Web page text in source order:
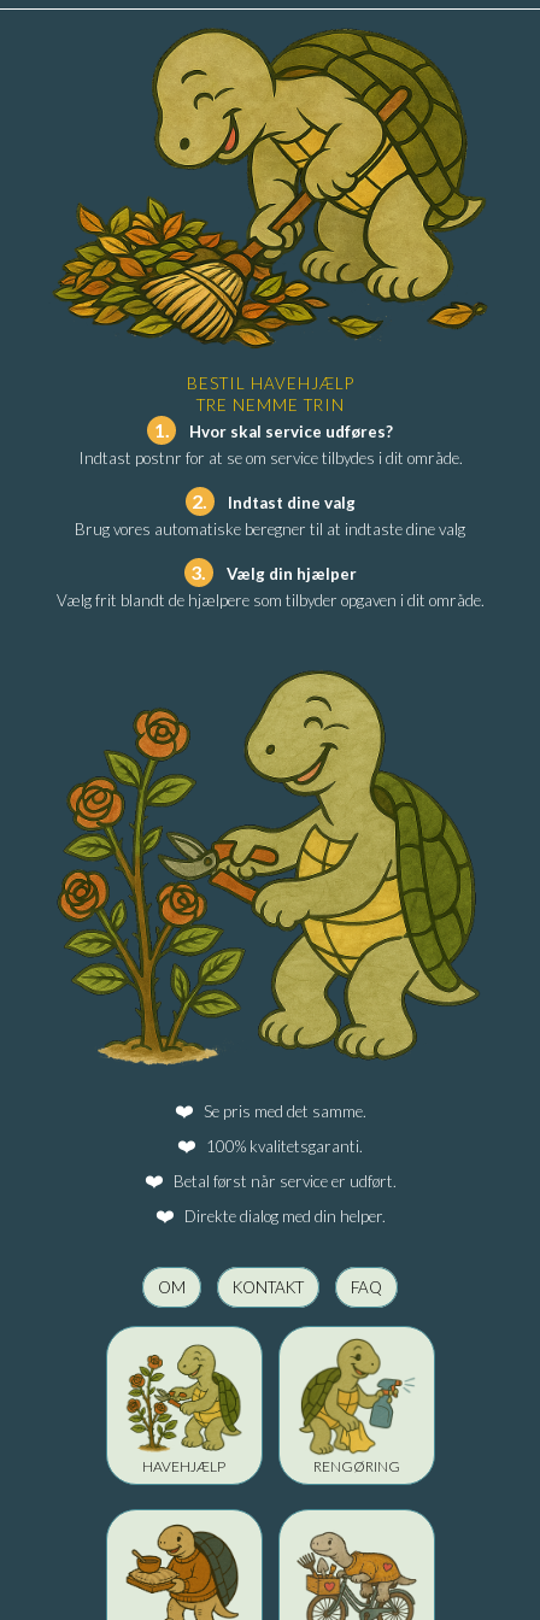
BESTIL HAVEHJÆLP
TRE NEMME TRIN
1.
Hvor skal service udføres?
Indtast postnr for at se om service tilbydes i dit område.
2.
Indtast dine valg
Brug vores automatiske beregner til at indtaste dine valg
3.
Vælg din hjælper
Vælg frit blandt de hjælpere som tilbyder opgaven i dit område.
Se pris med det samme.
100% kvalitetsgaranti.
Betal først når service er udført.
Direkte dialog med din helper.
OM KONTAKT FAQ
HAVEHJÆLP RENGØRING